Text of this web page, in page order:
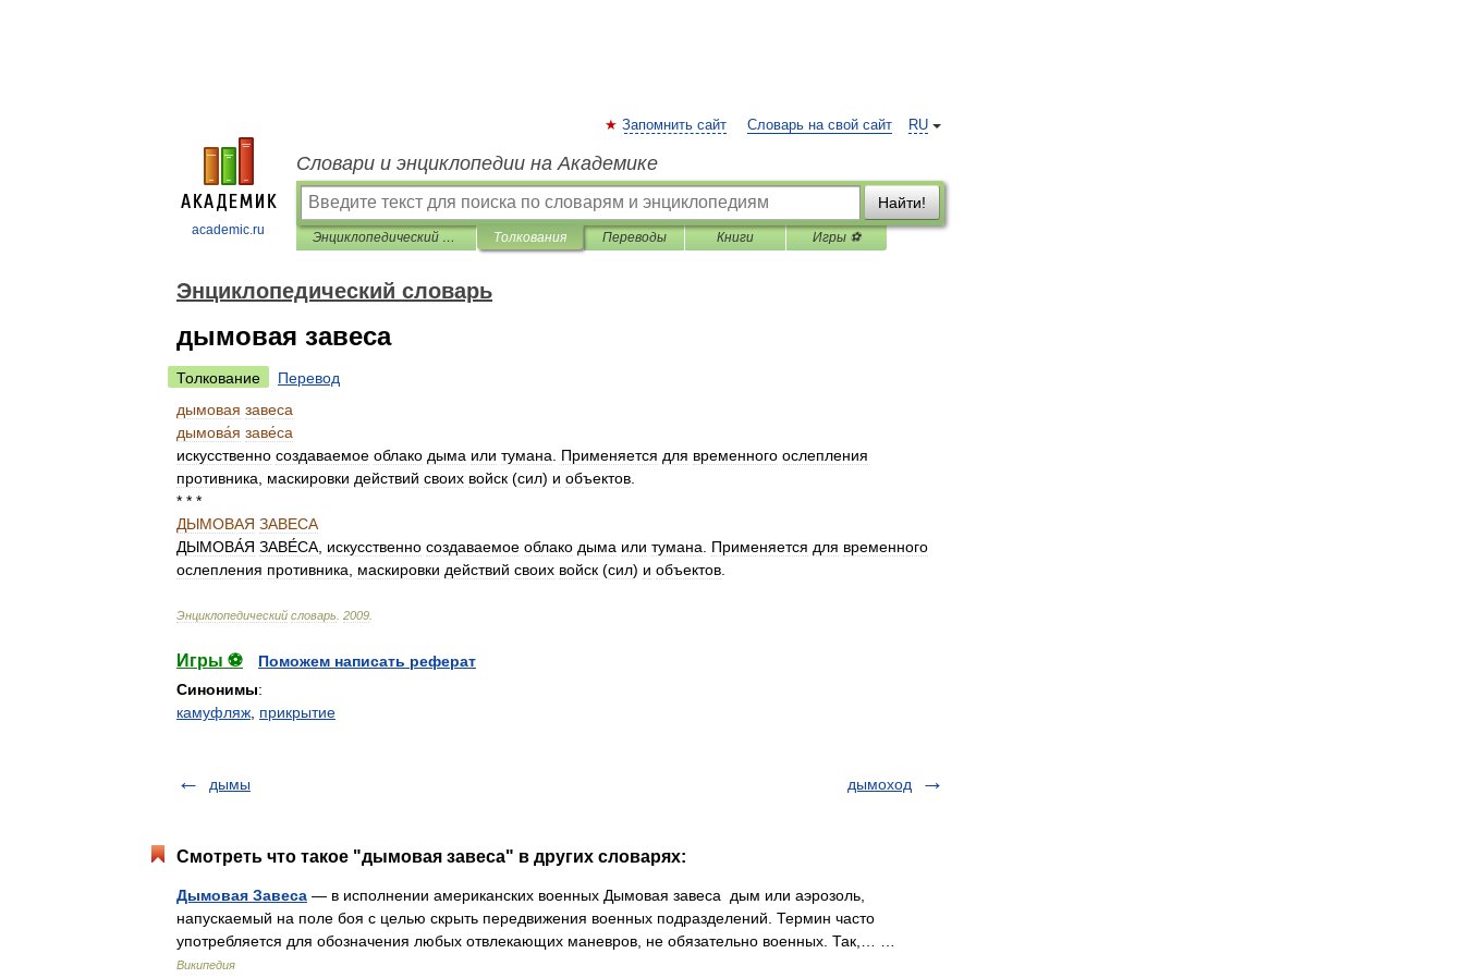
academic.ru
RU
Запомнить сайт Словарь на свой сайт
Словари и энциклопедии на Академике
Найти!
Энциклопедический словарь Толкования Переводы Книги Игры ⚽
Энциклопедический словарь
дымовая завеса
Толкование
Перевод
дымовая завеса
дымова́я заве́са
искусственно создаваемое облако дыма или тумана Применяется для временного ослепления
противника
маскировки действий своих войск (сил) и объектов
* * *
ДЫМОВАЯ ЗАВЕСА
ДЫМОВА́Я ЗАВЕ́СА искусственно создаваемое облако дыма или тумана Применяется для временного
ослепления противника маскировки действий своих войск (сил) и объектов
Энциклопедический словарь 2009
Игры ⚽
Поможем написать реферат
Синонимы:
камуфляж прикрытие
дымы дымоход
Смотреть что такое "дымовая завеса" в других словарях:
Дымовая Завеса — в исполнении американских военных Дымовая завеса дым или аэрозоль,
напускаемый на поле боя с целью скрыть передвижения военных подразделений. Термин часто
употребляется для обозначения любых отвлекающих маневров, не обязательно военных. Так,… …
Википедия